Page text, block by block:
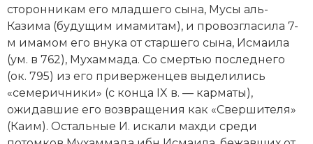
История, философия, теория и методология
исторического знания
Итория международных отношений
Латинская Америка
Новая история
сторонникам его младшего сына, Мусы аль-
Казима (будущим имамитам), и провозгласила 7-
м имамом его внука от старшего сына, Исмаила
(ум. в 762), Мухаммада. Со смертью последнего
(ок. 795) из его приверженцев выделились
«семеричники» (с конца IX в. — карматы),
ожидавшие его возвращения как «Свершителя»
(Каим). Остальные И. искали махди среди